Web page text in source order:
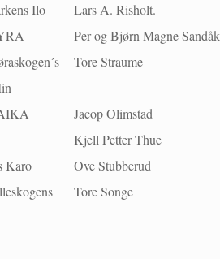
Ilo
Lars A. Risholt.
Per og Bjørn Magne
Tore Straume
Jacop Olimstad
Kjell Petter Thue
Karo
Ove Stubberud
Tore Songe